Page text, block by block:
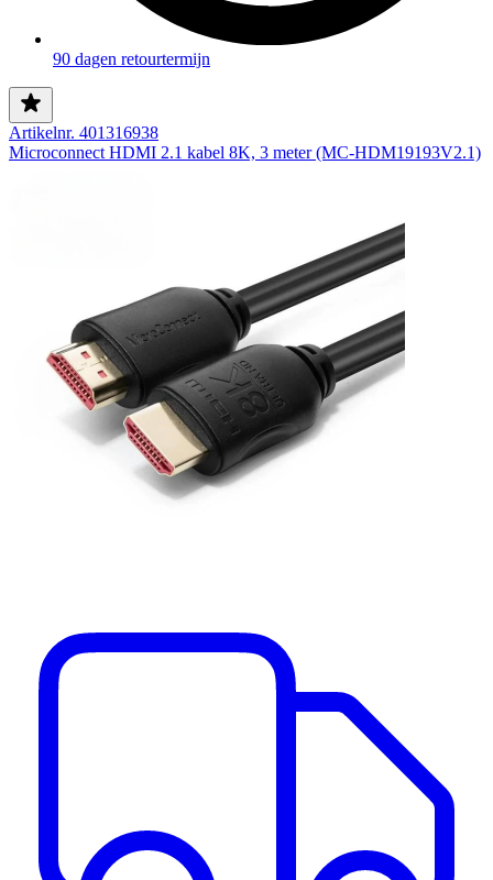
90 dagen retourtermijn
Artikelnr. 401316938
Microconnect HDMI 2.1 kabel 8K, 3 meter (MC-HDM19193V2.1)